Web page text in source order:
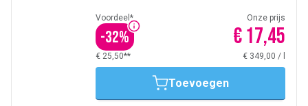
Voordeel*
-32%
Onze prijs
€ 17,45
€ 25,50** € 349,00 /
Toevoegen